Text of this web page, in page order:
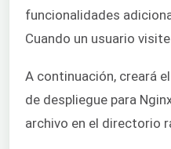
funcionalidades
Cuando un usuario
A continuación, creará
de despliegue para
archivo en el directorio